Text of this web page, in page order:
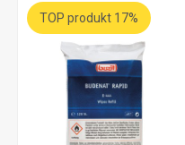
TOP produkt 17%